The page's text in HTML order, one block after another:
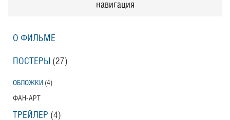
навигация
О ФИЛЬМЕ
ПОСТЕРЫ (27)
ОБЛОЖКИ (4)
ФАН-АРТ
ТРЕЙЛЕР (4)